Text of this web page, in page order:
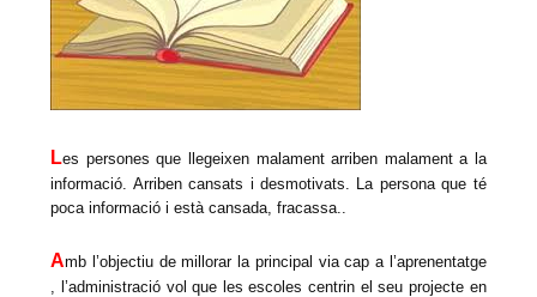
Les persones que llegeixen malament arriben malament a la
informació. Arriben cansats i desmotivats. La persona que té
poca informació i està cansada, fracassa..
Amb l’objectiu de millorar la principal via cap a l’aprenentatge
, l’administració vol que les escoles centrin el seu projecte en